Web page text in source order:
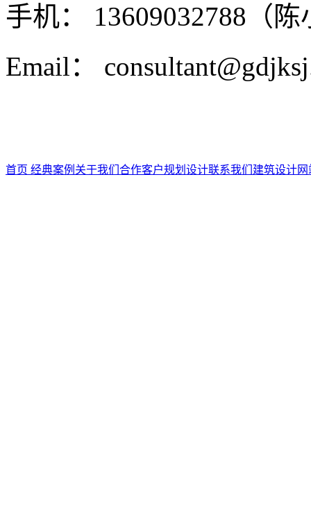
手机： 13609032788（陈
Email：
首页 经典案例 关于我们 合作客户规划设计联系我们 建筑设计